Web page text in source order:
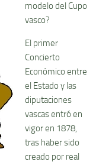
modelo del Cupo
vasco?
El primer
Concierto
Económico entre
el Estado y las
diputaciones
vascas entró en
vigor en 1878,
tras haber sido
creado por real